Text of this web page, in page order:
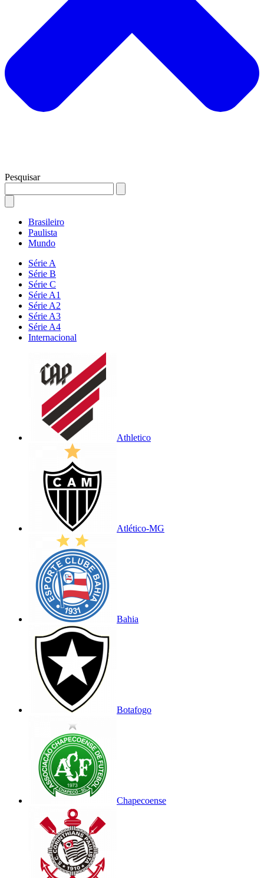
Pesquisar
Brasileiro
Paulista
Mundo
Série A
Série B
Série C
Série A1
Série A2
Série A3
Série A4
Internacional
Athletico
Atlético-MG
Bahia
Botafogo
Chapecoense